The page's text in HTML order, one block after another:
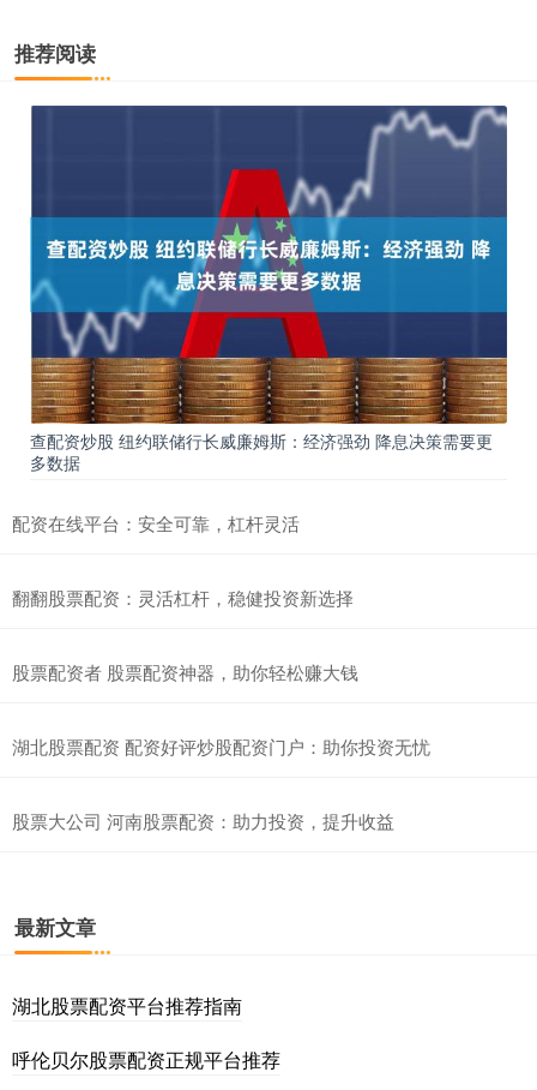
推荐阅读
查配资炒股 纽约联储行长威廉姆斯：经济强劲 降息决策需要更
多数据
配资在线平台：安全可靠，杠杆灵活
翻翻股票配资：灵活杠杆，稳健投资新选择
股票配资者 股票配资神器，助你轻松赚大钱
湖北股票配资 配资好评炒股配资门户：助你投资无忧
股票大公司 河南股票配资：助力投资，提升收益
最新文章
湖北股票配资平台推荐指南
呼伦贝尔股票配资正规平台推荐